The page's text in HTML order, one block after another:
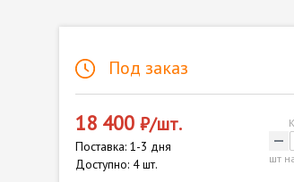
Под заказ
18 400 ₽/шт.
Поставка: 1-3 дня
Доступно: 4 шт.
-
шт